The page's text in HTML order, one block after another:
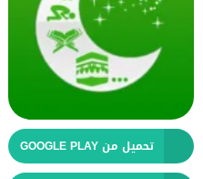
تحميل من GOOGLE PLAY